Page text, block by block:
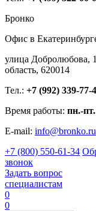
Бронко
Офис в
улица Добролюбова,
область, 620014
Тел.: +7 (992) 339-77-
Время работы: пн.-
E-mail: info@bronko.ru
+7 (800) 550-61-34
звонок
Задать вопрос
специалистам
0
0